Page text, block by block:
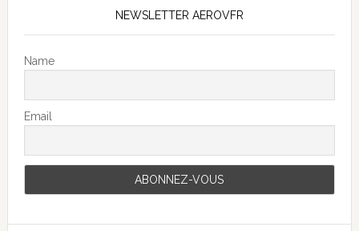
NEWSLETTER AEROVFR
Name
Email